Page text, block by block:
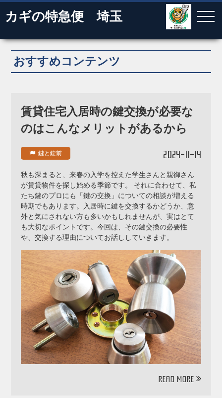
カギの特急便 埼玉
おすすめコンテンツ
賃貸住宅入居時の鍵交換が必要な
のはこんなメリットがあるから
鍵と錠前 2024-11-14
秋も深まると、来春の入学を控えた学生さんと親御さん
が賃貸物件を探し始める季節です。 それに合わせて、私
たち鍵のプロにも「鍵の交換」についての相談が増える
時期でもあります。入居時に鍵を交換するかどうか、意
外と気にされない方も多いかもしれませんが、実はとて
も大切なポイントです。今回は、その鍵交換の必要性
や、交換する理由についてお話ししていきます。
READ MORE